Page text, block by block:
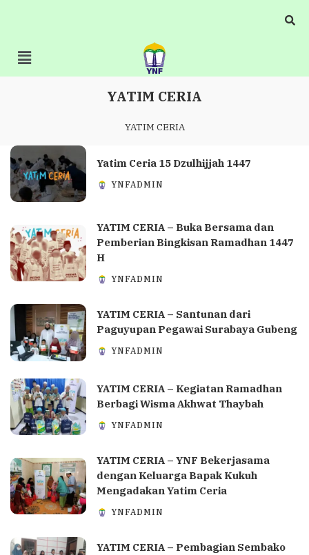
YATIM CERIA
YATIM CERIA
Yatim Ceria 15 Dzulhijjah 1447
YNFADMIN
YATIM CERIA – Buka Bersama dan
Pemberian Bingkisan Ramadhan 1447
H
YNFADMIN
YATIM CERIA – Santunan dari
Paguyupan Pegawai Surabaya Gubeng
YNFADMIN
YATIM CERIA – Kegiatan Ramadhan
Berbagi Wisma Akhwat Thaybah
YNFADMIN
YATIM CERIA – YNF Bekerjasama
dengan Keluarga Bapak Kukuh
Mengadakan Yatim Ceria
YNFADMIN
YATIM CERIA – Pembagian Sembako